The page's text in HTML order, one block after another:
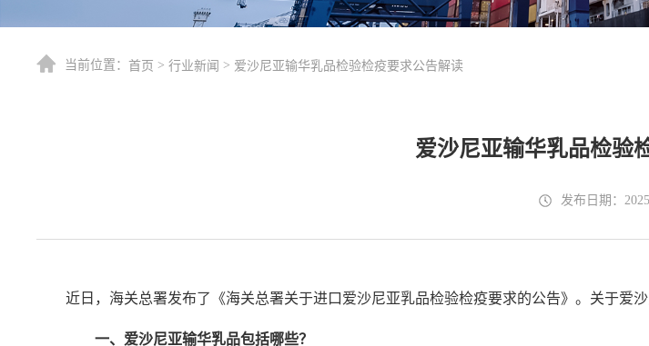
当前位置：首页 >行业新闻 > 爱沙尼亚输华乳品检验检疫要求公告解读
爱沙尼亚输华乳品检验
发布日期：
近日，海关总署发布了《海关总署关于进口爱沙尼亚乳品检验检疫要求的公告》。关于爱
一、爱沙尼亚输华乳品包括哪些？